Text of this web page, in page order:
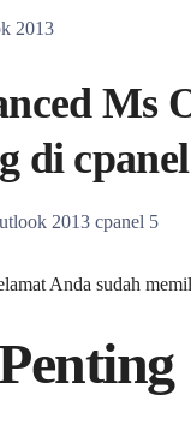
Ms
di cpanel
Anda sudah